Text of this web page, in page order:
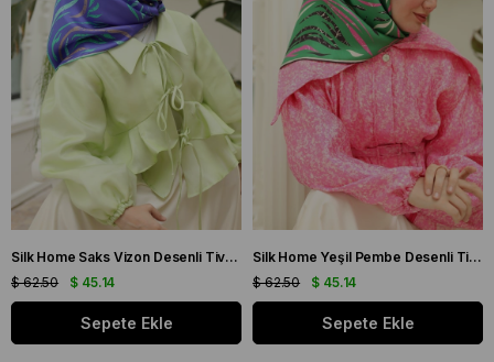
Silk Home Saks Vizon Desenli Tivil İpek Eşarp 11432-01
$ 45.14
$ 62.50
Sepete Ekle
Silk Home Yeşil Pembe Desenli Tivil İpek Eşarp 11432-58
$ 45.14
$ 62.50
Sepete Ekle